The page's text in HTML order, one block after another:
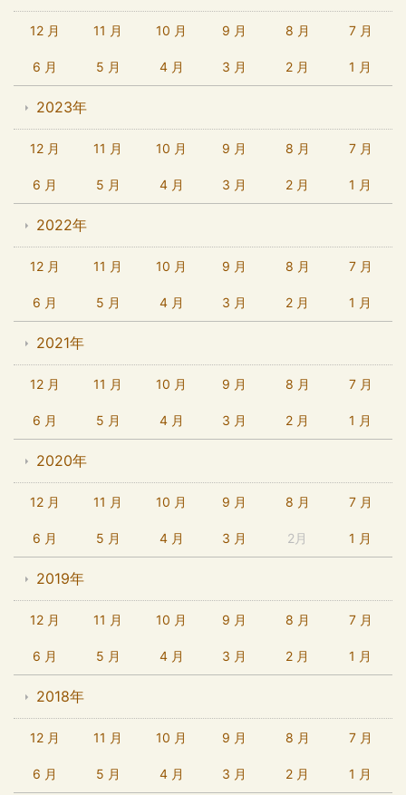
12 月 11 月 10 月 9 月 8 月 7 月
6 月 5 月 4 月 3 月 2 月 1 月
2023年
12 月 11 月 10 月 9 月 8 月 7 月
6 月 5 月 4 月 3 月 2 月 1 月
2022年
12 月 11 月 10 月 9 月 8 月 7 月
6 月 5 月 4 月 3 月 2 月 1 月
2021年
12 月 11 月 10 月 9 月 8 月 7 月
6 月 5 月 4 月 3 月 2 月 1 月
2020年
12 月 11 月 10 月 9 月 8 月 7 月
6 月 5 月 4 月 3 月 2月 1 月
2019年
12 月 11 月 10 月 9 月 8 月 7 月
6 月 5 月 4 月 3 月 2 月 1 月
2018年
12 月 11 月 10 月 9 月 8 月 7 月
6 月 5 月 4 月 3 月 2 月 1 月